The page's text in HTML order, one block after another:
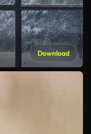
Download